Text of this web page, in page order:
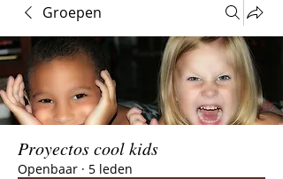
Groepen
Proyectos cool kids
Openbaar · 5 leden